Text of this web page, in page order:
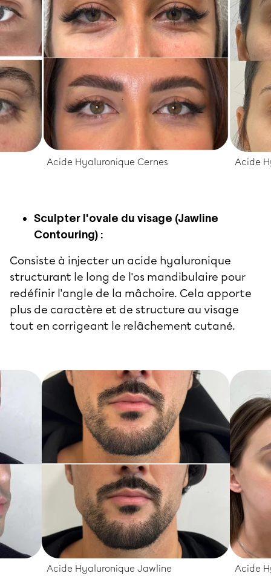
Acide Hyaluronique Cernes Acide
Sculpter l'ovale du visage (Jawline
Contouring) :
Consiste à injecter un acide hyaluronique
structurant le long de l'os mandibulaire pour
redéfinir l'angle de la mâchoire. Cela apporte
plus de caractère et de structure au visage
tout en corrigeant le relâchement cutané.
Acide Hyaluronique Jawline Acide